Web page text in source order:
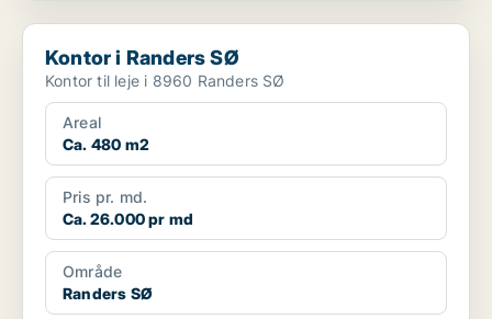
Kontor i Randers SØ
Kontor i Randers SØ
Kontor til leje i 8960 Randers SØ
Areal
Ca. 480 m2
Pris pr. md.
Ca. 26.000 pr md
Område
Randers SØ